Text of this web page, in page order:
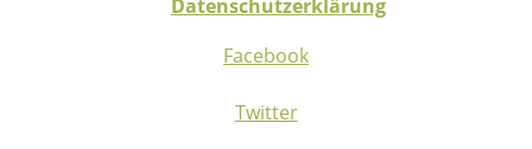
Datenschutzerklärung
Facebook
Twitter